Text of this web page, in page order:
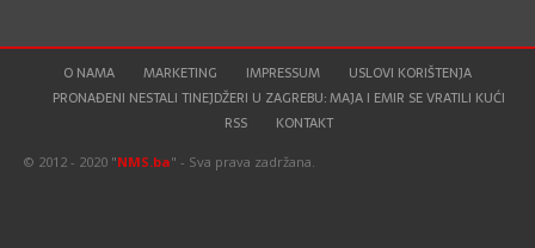
O NAMA MARKETING IMPRESSUM
USLOVI KORIŠTENJA
PRONAĐENI NESTALI TINEJDŽERI U ZAGREBU: MAJA I EMIR SE VRATILI KUĆI
RSS
KONTAKT
© 2012 - 2020 "NMS.ba" - Sva prava zadržana.